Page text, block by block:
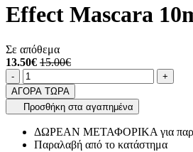
Effect Mascara
Σε απόθεμα
13.50€ 15.00€
Ποσότητα
-product.increase.quantity +
ΑΓΟΡΑ ΤΩΡΑ
Προσθήκη στα αγαπημένα
ΔΩΡΕΑΝ ΜΕΤΑΦΟΡΙΚΑ για
Παραλαβή από το κατάστημα